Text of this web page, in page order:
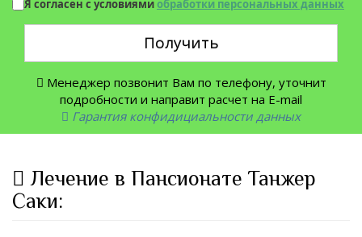
Я согласен с условиямиобработки персональных данных
Получить
Менеджер позвонит Вам по телефону, уточнит
подробности и направит расчет на E-mail
Гарантия конфидициальности данных
Лечение в Пансионате Танжер
Саки: